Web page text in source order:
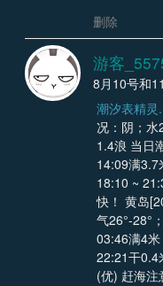
删除
游客
8月10号和
潮汐表精灵
况：阴；水
1.4浪 当日
14:09满3.7
18:10 ~
快！ 黄岛[2026-8-11] 天气情况：大雨；水28°；
气26°-28°
03:46满4
22:21干0.4
(优) 赶海注